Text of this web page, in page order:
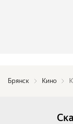
Брянск Кино